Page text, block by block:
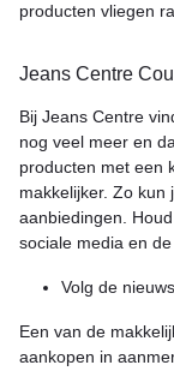
producten vliegen
Jeans Centre
Bij Jeans Centre
nog veel meer en
producten met een
makkelijker. Zo kun
aanbiedingen.
sociale media en
Volg de
Een van de
aankopen in